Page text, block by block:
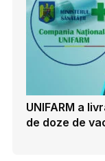
UNIFARM a
de doze de